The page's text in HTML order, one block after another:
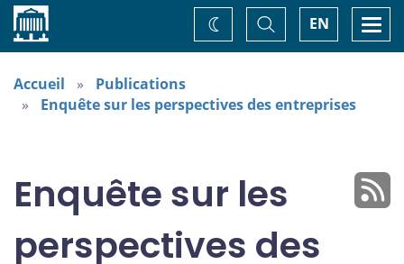
Accueil EN
Basculer
la
recherche
Changez
de
Accueil
Publications
Enquête sur les perspectives des entreprises
Enquête sur les
perspectives des